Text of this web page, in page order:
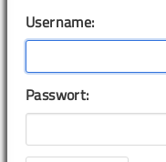
Username:
Passwort: